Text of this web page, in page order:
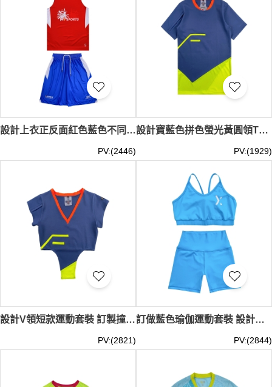
設計上衣正反面紅色藍色不同色 訂製橡筋褲頭運動褲 籃球運動套裝 比賽服 運動服供應商 WTV186
PV:(2446)
設計寶藍色拼色螢光黃圓領T恤 訂製男裝運動套裝 短褲款 運動服供應商 男表演服 瞬間降溫 添加超微冰感顆粒 WTV185
PV:(1929)
設計V領短款運動套裝 訂製撞色短褲女裝運動套裝 運動服供應商 WTV184
PV:(2821)
訂做藍色瑜伽運動套裝 設計緊身運動服 運動服供應商 女裝 WTV183
PV:(2844)